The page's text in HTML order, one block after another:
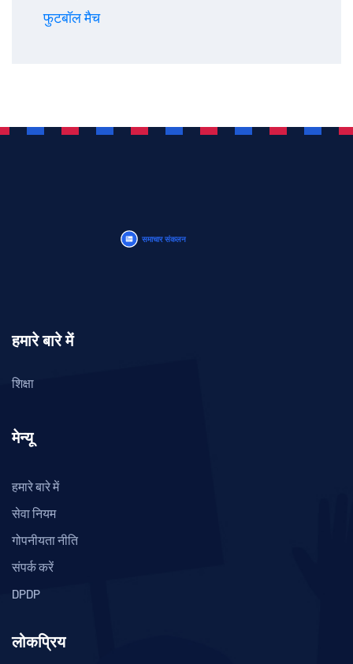
फुटबॉल मैच
हमारे बारे में
शिक्षा
मेन्यू
हमारे बारे में
सेवा नियम
गोपनीयता नीति
संपर्क करें
DPDP
लोकप्रिय